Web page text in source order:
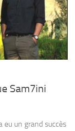
Sam7ini
eu un grand succès